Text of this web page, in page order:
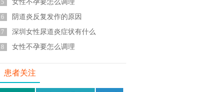
5 女性不孕要怎么调理
6 阴道炎反复发作的原因
7 深圳女性尿道炎症状有什么
8 女性不孕要怎么调理
患者关注